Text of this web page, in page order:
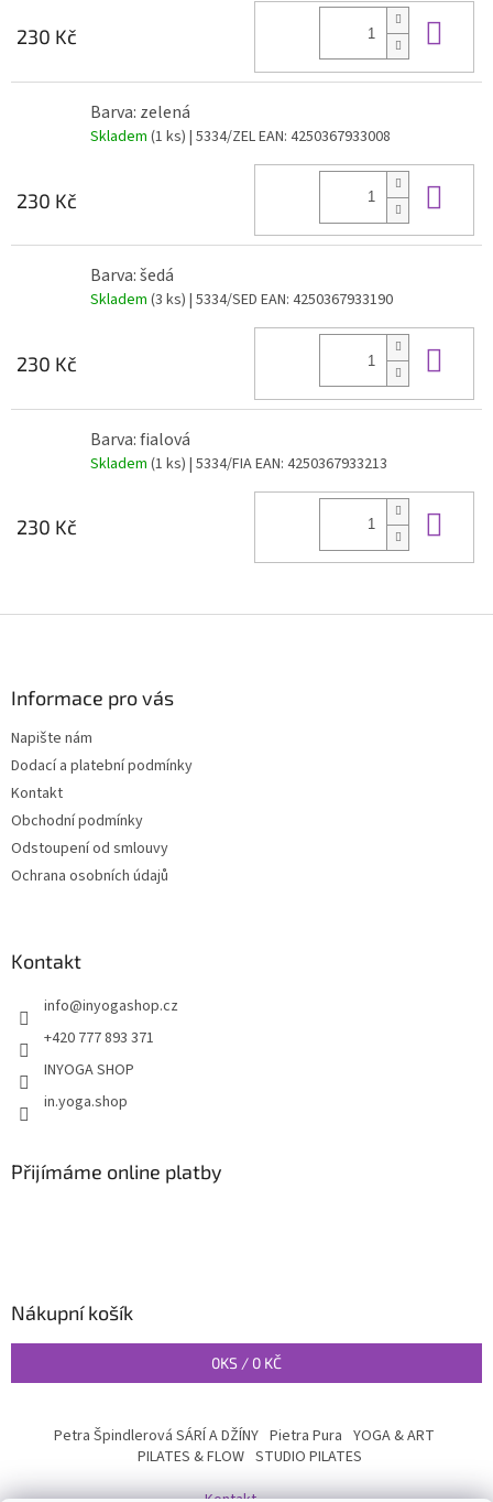
230 Kč
Barva: zelená
Skladem (1 ks) | 5334/ZELEAN: 4250367933008
230 Kč
Barva: šedá
Skladem (3 ks) | 5334/SED EAN: 4250367933190
230 Kč
Barva: fialová
Skladem (1 ks) | 5334/FIAEAN: 4250367933213
230 Kč
Informace pro vás
Napište nám
Dodací a platební podmínky
Kontakt
Obchodní podmínky
Odstoupení od smlouvy
Ochrana osobních údajů
Kontakt
info@inyogashop.cz
+420 777 893 371
INYOGA SHOP
in.yoga.shop
Přijímáme online platby
Nákupní košík
0KS / 0 KČ
Petra Špindlerová SÁRÍ A DŽÍNY Pietra Pura YOGA & ART
PILATES & FLOW STUDIO PILATES